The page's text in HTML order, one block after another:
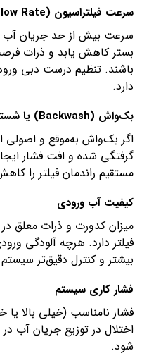
سرعت فیلتراسیون (Flow Rate)
سرعت بیش از حد جریان آب
بستر کاهش یابد و ذرات
باشند. تنظیم درست دبی
دارد.
بک‌واش (Backwash) یا شستشوی معکوس
اگر بک‌واش به‌موقع و اصولی
گرفتگی شده و افت فشار
مستقیم راندمان فیلتر را
کیفیت آب ورودی
میزان کدورت و ذرات معلق در
فیلتر دارد. هرچه آلودگی
بیشتر و کنترل دقیق‌تر
فشار کاری سیستم
فشار نامناسب (خیلی بالا
اختلال در توزیع جریان آب
شود.